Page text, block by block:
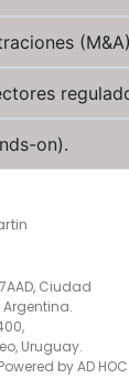
on).
Ciudad
Uruguay.
by AD HOC